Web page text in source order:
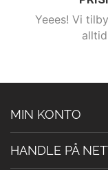
Yeees! Vi
MIN KONTO
HANDLE PÅ